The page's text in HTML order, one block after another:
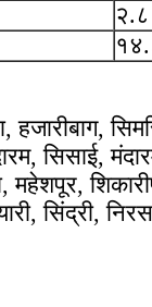
२.८
सिसाई,
सिंद्री,